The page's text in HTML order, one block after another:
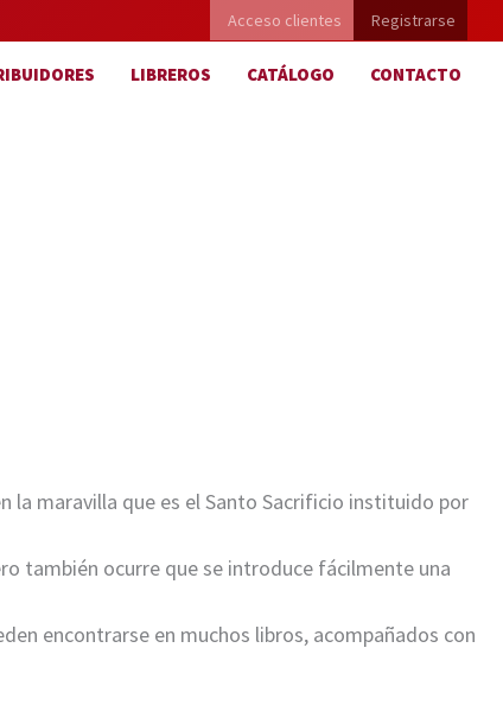
Acceso clientes Registrarse
LIBREROS CATÁLOGO CONTACTO
la maravilla que es el Santo ­Sacrificio instituido por
también ocurre que se introduce fácilmente una
­encontrarse en ­muchos libros, acompañados con